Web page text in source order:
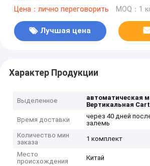
Цена：лично переговорить MOQ：1
Лучшая цена
Характер Продукции
Выделенное автоматическая
Вертикальная
Время доставки
через 40 дней
залемь
Количество мин
заказа
1 комплект
Место
происхождения
Китай